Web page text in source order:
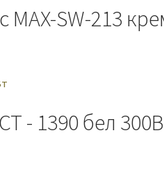
SW-213
- 1390 бел